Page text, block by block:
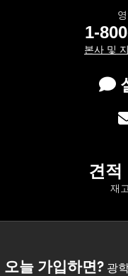
1-
본사 및
견적
재
오늘 가입하면?광